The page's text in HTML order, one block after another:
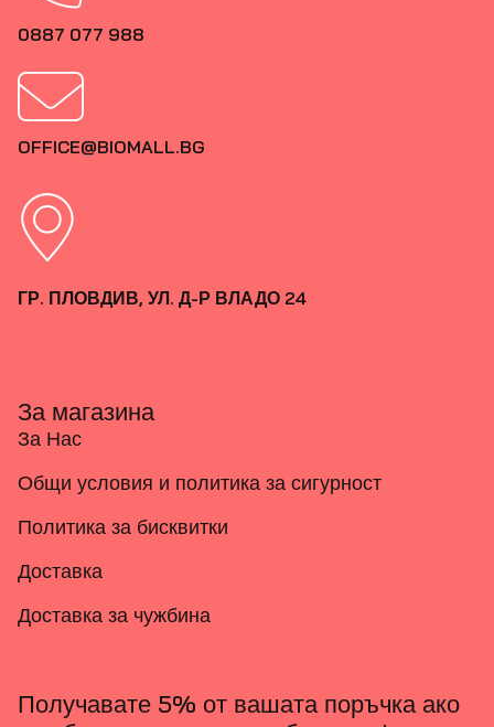
0887 077 988
OFFICE@BIOMALL.BG
ГР. ПЛОВДИВ, УЛ. Д-Р ВЛАДО 24
За магазина
За Нас
Общи условия и политика за сигурност
Политика за бисквитки
Доставка
Доставка за чужбина
Получавате 5% от вашата поръчка ако